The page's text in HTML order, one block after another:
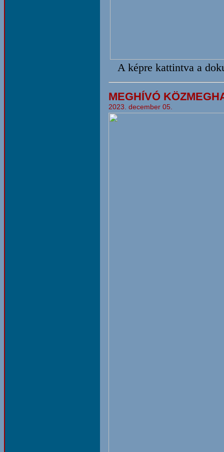
A képre kattintva a
MEGHÍVÓ
2023. december 05.